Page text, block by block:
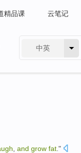
精品课 云笔记
中英
and grow fat ."